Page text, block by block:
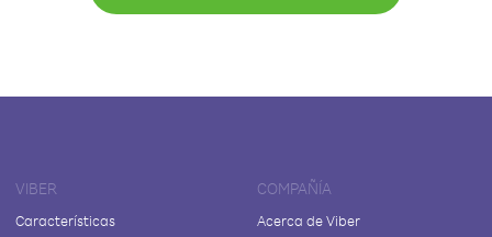
VIBER
Características
COMPAÑÍA
Acerca de Viber